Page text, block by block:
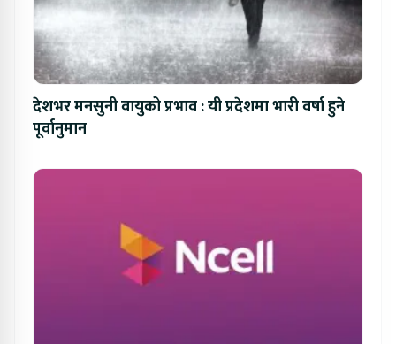
देशभर मनसुनी वायुको प्रभाव : यी प्रदेशमा भारी वर्षा हुने
पूर्वानुमान